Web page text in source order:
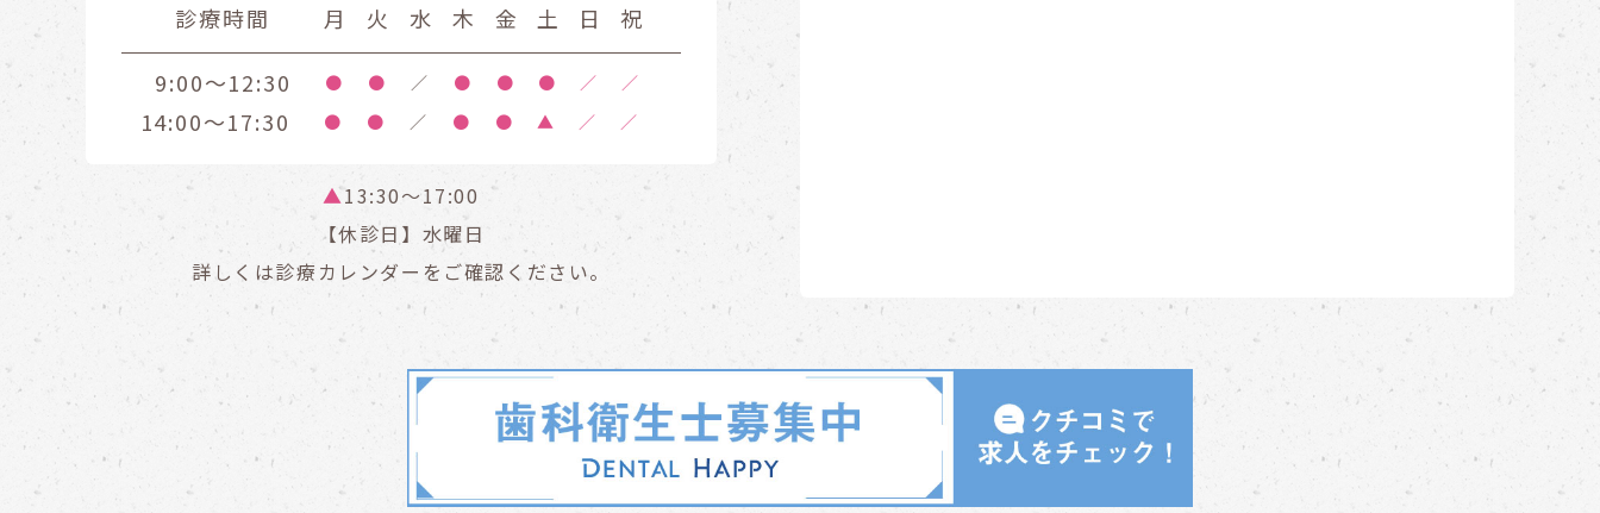
診療時間 月 火 水 木 金 土 日 祝
9:00～12:30 ● ● ／ ● ● ● ／ ／
14:00～17:30 ● ● ／ ● ● ▲ ／ ／
▲13:30〜17:00
【休診日】水曜日
詳しくは診療カレンダーをご確認ください。